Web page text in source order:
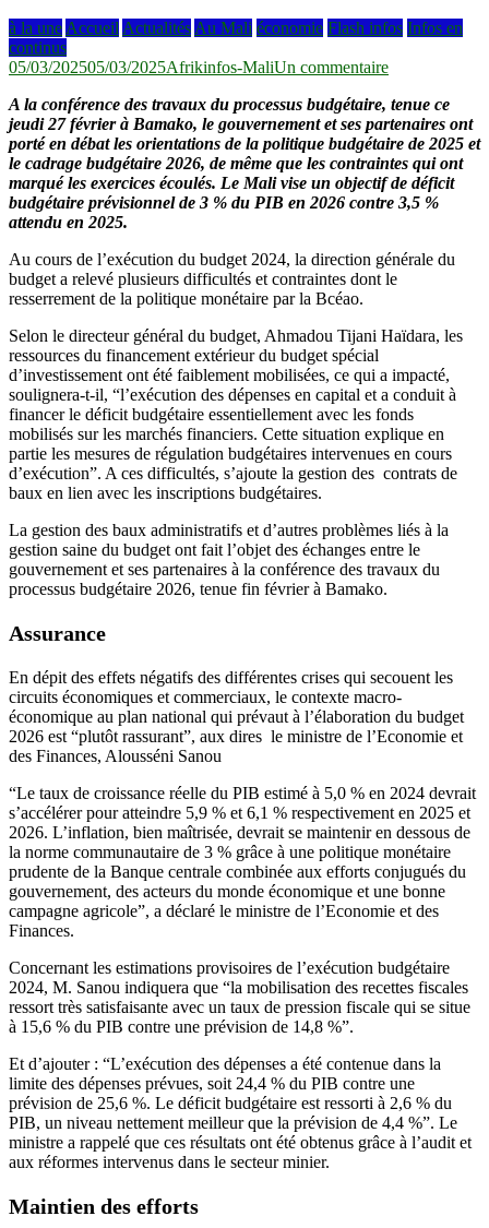
à la une Accueil Actualités Au Mali économie Flash infos Infos en
continus
05/03/202505/03/2025Afrikinfos-MaliUn commentairesur
2026
:
Vers
une
politique
budgétaire
A la conférence des travaux du processus budgétaire, tenue ce
jeudi 27 février à Bamako, le gouvernement et ses partenaires ont
porté en débat les orientations de la politique budgétaire de 2025 et
le cadrage budgétaire 2026, de même que les contraintes qui ont
marqué les exercices écoulés. Le Mali vise un objectif de déficit
budgétaire prévisionnel de 3 % du PIB en 2026 contre 3,5 %
attendu en 2025.
Au cours de l’exécution du budget 2024, la direction générale du
budget a relevé plusieurs difficultés et contraintes dont le
resserrement de la politique monétaire par la Bcéao.
Selon le directeur général du budget, Ahmadou Tijani Haïdara, les
ressources du financement extérieur du budget spécial
d’investissement ont été faiblement mobilisées, ce qui a impacté,
soulignera-t-il, “l’exécution des dépenses en capital et a conduit à
financer le déficit budgétaire essentiellement avec les fonds
mobilisés sur les marchés financiers. Cette situation explique en
partie les mesures de régulation budgétaires intervenues en cours
d’exécution”. A ces difficultés, s’ajoute la gestion des contrats de
baux en lien avec les inscriptions budgétaires.
La gestion des baux administratifs et d’autres problèmes liés à la
gestion saine du budget ont fait l’objet des échanges entre le
gouvernement et ses partenaires à la conférence des travaux du
processus budgétaire 2026, tenue fin février à Bamako.
Assurance
En dépit des effets négatifs des différentes crises qui secouent les
circuits économiques et commerciaux, le contexte macro-
économique au plan national qui prévaut à l’élaboration du budget
2026 est “plutôt rassurant”, aux dires le ministre de l’Economie et
des Finances, Alousséni Sanou
“Le taux de croissance réelle du PIB estimé à 5,0 % en 2024 devrait
s’accélérer pour atteindre 5,9 % et 6,1 % respectivement en 2025 et
2026. L’inflation, bien maîtrisée, devrait se maintenir en dessous de
la norme communautaire de 3 % grâce à une politique monétaire
prudente de la Banque centrale combinée aux efforts conjugués du
gouvernement, des acteurs du monde économique et une bonne
campagne agricole”, a déclaré le ministre de l’Economie et des
Finances.
Concernant les estimations provisoires de l’exécution budgétaire
2024, M. Sanou indiquera que “la mobilisation des recettes fiscales
ressort très satisfaisante avec un taux de pression fiscale qui se situe
à 15,6 % du PIB contre une prévision de 14,8 %”.
Et d’ajouter : “L’exécution des dépenses a été contenue dans la
limite des dépenses prévues, soit 24,4 % du PIB contre une
prévision de 25,6 %. Le déficit budgétaire est ressorti à 2,6 % du
PIB, un niveau nettement meilleur que la prévision de 4,4 %”. Le
ministre a rappelé que ces résultats ont été obtenus grâce à l’audit et
aux réformes intervenus dans le secteur minier.
Maintien des efforts